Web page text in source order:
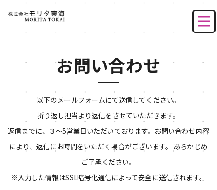
お問い合わせ
以下のメールフォームにて送信してください。
折り返し担当より返信をさせていただきます。
返信までに、３〜5営業日いただいております。お問い合わせ内容
により、返信にお時間をいただく場合がございます。 あらかじめ
ご了承ください。
※入力した情報はSSL暗号化通信によって安全に送信されます。